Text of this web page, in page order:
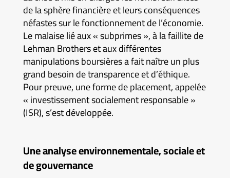
de la sphère financière et leurs conséquences
néfastes sur le fonctionnement de l’économie.
Le malaise lié aux « subprimes », à la faillite de
Lehman Brothers et aux différentes
manipulations boursières a fait naître un plus
grand besoin de transparence et d’éthique.
Pour preuve, une forme de placement, appelée
« investissement socialement responsable »
(ISR), s’est développée.
Une analyse environnementale, sociale et
de gouvernance